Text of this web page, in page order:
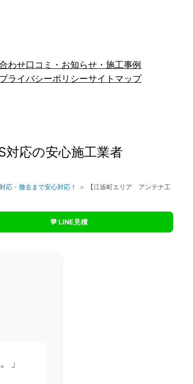
わせ口コミ・お知らせ・施工事例
プライバシーポリシーサイトマップ
応の安心施工業者
応・撤去まで安心対応！
＞ 【江坂町エリア アンテナ工
💬 LINE見積
」